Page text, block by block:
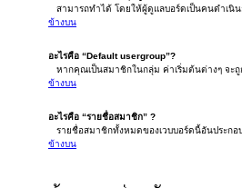
สามารถทำได้ โดยให้ผู้ดูแลบอร์ดเป็นคนดำเนิ
ข้างบน
อะไรคือ “Default usergroup”?
หากคุณเป็นสมาชิกในกลุ่ม ค่าเริ่มต้นต่างๆ จะ
ข้างบน
อะไรคือ “รายชื่อสมาชิก” ?
รายชื่อสมาชิกทั้งหมดของเวบบอร์ดนี้อันประกอ
ข้างบน